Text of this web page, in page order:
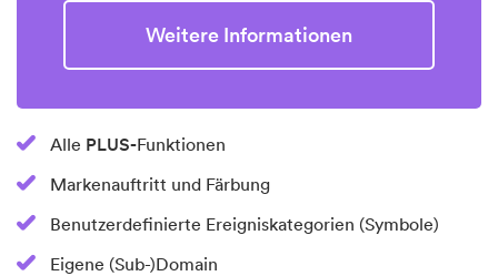
Weitere Informationen
Alle PLUS-Funktionen
Markenauftritt und Färbung
Benutzerdefinierte Ereigniskategorien (Symbole)
Eigene (Sub-)Domain